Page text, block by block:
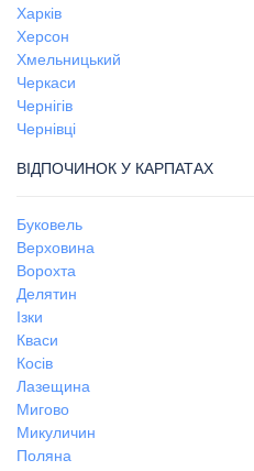
Харків
Херсон
Хмельницький
Черкаси
Чернігів
Чернівці
ВІДПОЧИНОК У КАРПАТАХ
Буковель
Верховина
Ворохта
Делятин
Ізки
Кваси
Косів
Лазещина
Мигово
Микуличин
Поляна